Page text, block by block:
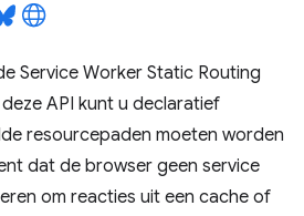
Service Worker Static Routing
API kunt u declaratief
resourcepaden moeten worden
dat de browser geen service
om reacties uit een cache of